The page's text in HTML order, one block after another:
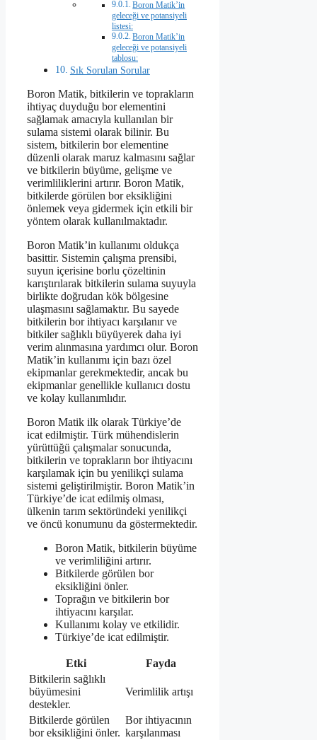
Boron Matik’in
geleceği ve potansiyeli
listesi:
Boron Matik’in
geleceği ve potansiyeli
tablosu:
Sık Sorulan Sorular
Boron Matik, bitkilerin ve toprakların
ihtiyaç duyduğu bor elementini
sağlamak amacıyla kullanılan bir
sulama sistemi olarak bilinir. Bu
sistem, bitkilerin bor elementine
düzenli olarak maruz kalmasını sağlar
ve bitkilerin büyüme, gelişme ve
verimliliklerini artırır. Boron Matik,
bitkilerde görülen bor eksikliğini
önlemek veya gidermek için etkili bir
yöntem olarak kullanılmaktadır.
Boron Matik’in kullanımı oldukça
basittir. Sistemin çalışma prensibi,
suyun içerisine borlu çözeltinin
karıştırılarak bitkilerin sulama suyuyla
birlikte doğrudan kök bölgesine
ulaşmasını sağlamaktır. Bu sayede
bitkilerin bor ihtiyacı karşılanır ve
bitkiler sağlıklı büyüyerek daha iyi
verim alınmasına yardımcı olur. Boron
Matik’in kullanımı için bazı özel
ekipmanlar gerekmektedir, ancak bu
ekipmanlar genellikle kullanıcı dostu
ve kolay kullanımlıdır.
Boron Matik ilk olarak Türkiye’de
icat edilmiştir. Türk mühendislerin
yürüttüğü çalışmalar sonucunda,
bitkilerin ve toprakların bor ihtiyacını
karşılamak için bu yenilikçi sulama
sistemi geliştirilmiştir. Boron Matik’in
Türkiye’de icat edilmiş olması,
ülkenin tarım sektöründeki yenilikçi
ve öncü konumunu da göstermektedir.
Boron Matik, bitkilerin büyüme
ve verimliliğini artırır.
Bitkilerde görülen bor
eksikliğini önler.
Toprağın ve bitkilerin bor
ihtiyacını karşılar.
Kullanımı kolay ve etkilidir.
Türkiye’de icat edilmiştir.
Etki
Fayda
Bitkilerin sağlıklı
büyümesini
destekler.
Verimlilik artışı
Bitkilerde görülen
bor eksikliğini önler.
Bor ihtiyacının
karşılanması